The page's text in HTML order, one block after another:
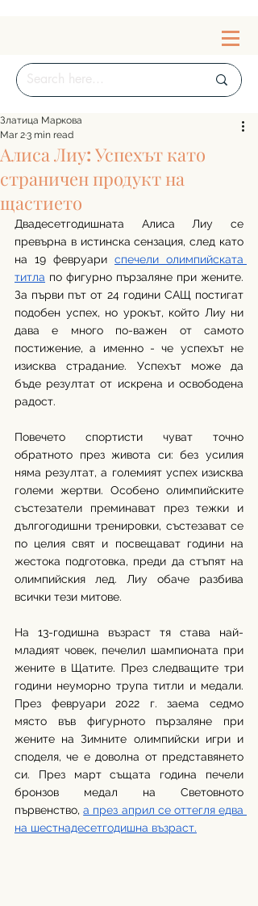
Алиса Лиу: Успехът като
страничен продукт на
щастието
Златица Маркова
Mar 23 min read
Двадесетгодишната Алиса Лиу се
превърна в истинска сензация, след като
на 19 февруари спечели олимпийската
титла по фигурно пързаляне при жените.
За първи път от 24 години САЩ постигат
подобен успех, но урокът, който Лиу ни
дава е много по-важен от самото
постижение, а именно - че успехът не
изисква страдание. Успехът може да
бъде резултат от искрена и освободена
радост.
Повечето спортисти чуват точно
обратното през живота си: без усилия
няма резултат, а големият успех изисква
големи жертви. Особено олимпийските
състезатели преминават през тежки и
дългогодишни тренировки, състезават се
по целия свят и посвещават години на
жестока подготовка, преди да стъпят на
олимпийския лед. Лиу обаче разбива
всички тези митове.
На 13-годишна възраст тя става най-
младият човек, печелил шампионата при
жените в Щатите. През следващите три
години неуморно трупа титли и медали.
През февруари 2022 г. заема седмо
място във фигурното пързаляне при
жените на Зимните олимпийски игри и
споделя, че е доволна от представянето
си. През март същата година печели
бронзов медал на Световното
първенство, а през април се оттегля едва
на шестнадесетгодишна възраст.